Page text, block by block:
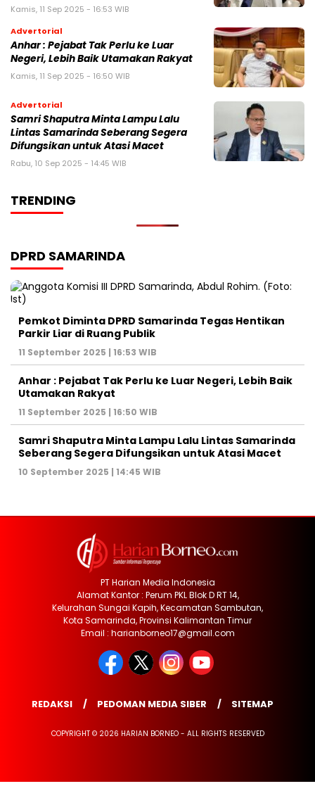
Kamis, 11 Sep 2025 - 16:53 WIB
Advertorial
Anhar : Pejabat Tak Perlu ke Luar
Negeri, Lebih Baik Utamakan Rakyat
Kamis, 11 Sep 2025 - 16:50 WIB
Advertorial
Samri Shaputra Minta Lampu Lalu
Lintas Samarinda Seberang Segera
Difungsikan untuk Atasi Macet
Rabu, 10 Sep 2025 - 14:45 WIB
TRENDING
DPRD SAMARINDA
Pemkot Diminta DPRD Samarinda Tegas Hentikan
Parkir Liar di Ruang Publik
11 September 2025 | 16:53 WIB
Anhar : Pejabat Tak Perlu ke Luar Negeri, Lebih Baik
Utamakan Rakyat
11 September 2025 | 16:50 WIB
Samri Shaputra Minta Lampu Lalu Lintas Samarinda
Seberang Segera Difungsikan untuk Atasi Macet
10 September 2025 | 14:45 WIB
PT Harian Media Indonesia
Alamat Kantor : Perum PKL Blok D RT 14,
Kelurahan Sungai Kapih, Kecamatan Sambutan,
Kota Samarinda, Provinsi Kalimantan Timur
Email : harianborneo17@gmail.com
REDAKSI PEDOMAN MEDIA SIBER SITEMAP
COPYRIGHT © 2026 HARIAN BORNEO - ALL RIGHTS RESERVED